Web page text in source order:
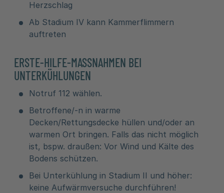
Herzschlag
Ab Stadium IV kann Kammerflimmern
auftreten
ERSTE-HILFE-MASSNAHMEN BEI U
NTERKÜHLUNGEN
Notruf 112 wählen.
Betroffene/-n in warme
Decken/Rettungsdecke hüllen und/oder an
warmen Ort bringen. Falls das nicht möglich
ist, bspw. draußen: Vor Wind und Kälte des
Bodens schützen.
Bei Unterkühlung in Stadium II und höher:
keine Aufwärmversuche durchführen!